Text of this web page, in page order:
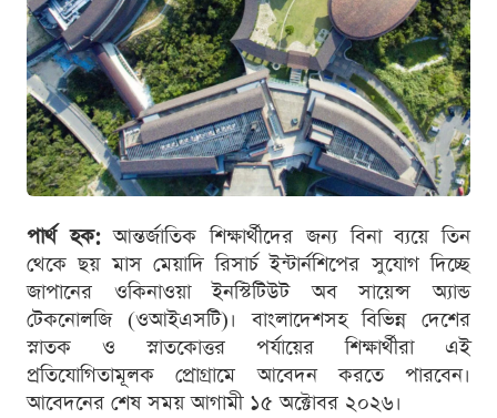
পার্থ হক:আন্তর্জাতিক শিক্ষার্থীদের জন্য বিনা ব্যয়ে তিন
থেকে ছয় মাস মেয়াদি রিসার্চ ইন্টার্নশিপের সুযোগ দিচ্ছে
জাপানের ওকিনাওয়া ইনস্টিটিউট অব সায়েন্স অ্যান্ড
টেকনোলজি (ওআইএসটি)। বাংলাদেশসহ বিভিন্ন দেশের
স্নাতক ও স্নাতকোত্তর পর্যায়ের শিক্ষার্থীরা এই
প্রতিযোগিতামূলক প্রোগ্রামে আবেদন করতে পারবেন।
আবেদনের শেষ সময় আগামী ১৫ অক্টোবর ২০২৬।